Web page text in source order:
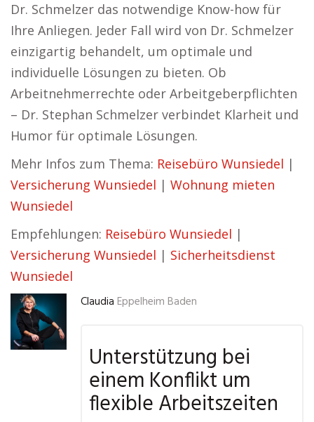
Dr. Schmelzer das notwendige Know-how für
Ihre Anliegen. Jeder Fall wird von Dr. Schmelzer
einzigartig behandelt, um optimale und
individuelle Lösungen zu bieten. Ob
Arbeitnehmerrechte oder Arbeitgeberpflichten
– Dr. Stephan Schmelzer verbindet Klarheit und
Humor für optimale Lösungen.
Mehr Infos zum Thema: Reisebüro Wunsiedel |
Versicherung Wunsiedel | Wohnung mieten
Wunsiedel
Empfehlungen: Reisebüro Wunsiedel |
Versicherung Wunsiedel | Sicherheitsdienst
Wunsiedel
Claudia Eppelheim Baden
Unterstützung bei
einem Konflikt um
flexible Arbeitszeiten